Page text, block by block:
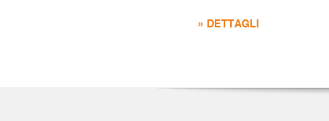
» DETTAGLI